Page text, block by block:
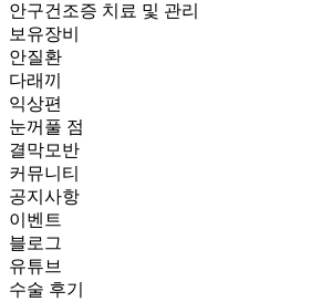
안구건조증 치료 및 관리
보유장비
안질환
다래끼
익상편
눈꺼풀 점
결막모반
커뮤니티
공지사항
이벤트
블로그
유튜브
수술 후기